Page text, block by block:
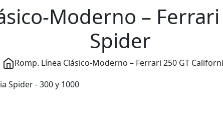
Moderno –
Spider
Romp. Línea Clásico-Moderno – Ferrari 250 GT